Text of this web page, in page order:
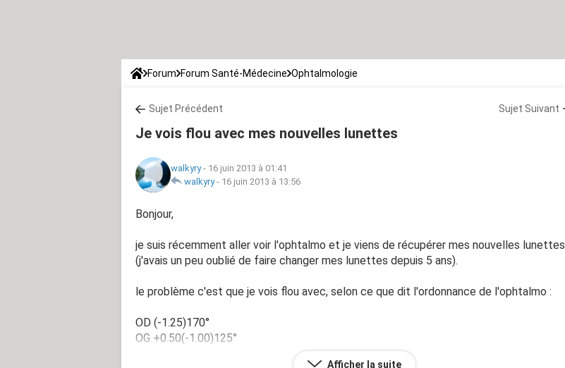
Forum Forum Santé-Médecine Ophtalmologie
Sujet Précédent Sujet Suivant
Je vois flou avec mes nouvelles lunettes
walkyry- 16 juin 2013 à 01:41
walkyry- 16 juin 2013 à 13:56
Bonjour,
je suis récemment aller voir l'ophtalmo et je viens de récupérer mes nouvelles lunettes
(j'avais un peu oublié de faire changer mes lunettes depuis 5 ans).
le problème c'est que je vois flou avec, selon ce que dit l'ordonnance de l'ophtalmo :
OD (-1.25)170°
OG +0.50(-1.00)125°
Afficher la suite